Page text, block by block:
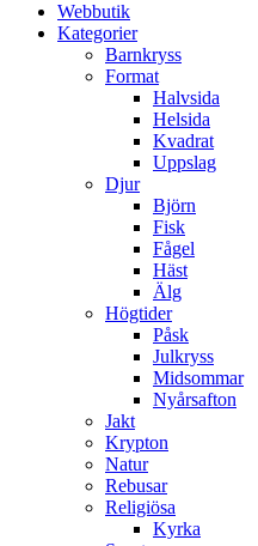
Webbutik
Kategorier
Barnkryss
Format
Halvsida
Helsida
Kvadrat
Uppslag
Djur
Björn
Fisk
Fågel
Häst
Älg
Högtider
Påsk
Julkryss
Midsommar
Nyårsafton
Jakt
Krypton
Natur
Rebusar
Religiösa
Kyrka